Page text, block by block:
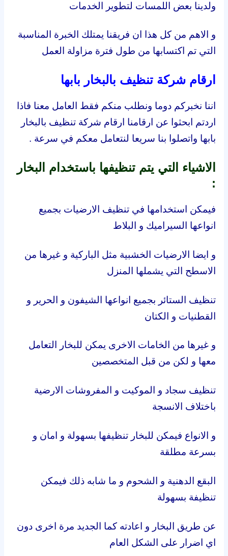
ولدينا بعض اللمسات لتطوير الخدمات
و الاهم من كل هذا ان فريقنا يمتلك الخبرة المناسبة
التي تم اكتسابها من طول فترة مزاولة العمل
ارقام شركة تنظيف بالبخار بابها
اننا نخبركم دوما ونطلب منكم فقط العامل معنا فاذا
اردتم ابحثوا عن ارقامنا ارقام شركة تنظيف بالبخار
بابها واتصلوا بنا سريعا لنتعامل معكم في سرعة .
الاشياء التي يتم تنظيفها باستخدام البخار
:
فيمكن استخدامها في تنظيف الارضيات بجميع
انواعها السيراميك و البلاط
و ايضا الارضيات الخشبية مثل الباركية و غيرها من
الاسطح التي يشملها المنزل
تنظيف الستائر بجميع انواعها الشيفون و الحرير و
القطنيات و الكتان
و غيرها من الخامات الاخرى يمكن للبخار التعامل
معها و لكن من قبل المتخصصين
تنظيف سجاد و الموكيت و المفروشات الارضية
باختلاف الانسجة
و الانواع فيمكن للبخار تنظيفها بسهولة و امان و
بسرعة مطلقة
البقع الدهنية و الشحوم و ما شابه ذلك فيمكن
تنظيفة بسهولة
عن طريق البخار و اعادته كما الجديد مرة اخرى دون
اي اضرار على الشكل العام